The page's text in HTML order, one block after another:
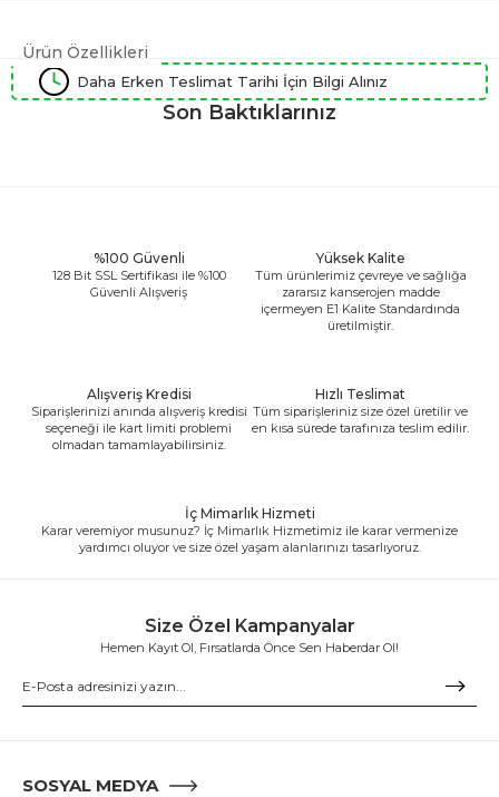
Ürün Özellikleri
Daha Erken Teslimat Tarihi İçin Bilgi Alınız
Son Baktıklarınız
%100 Güvenli
128 Bit SSL Sertifikası ile %100
Güvenli Alışveriş
Yüksek Kalite
Tüm ürünlerimiz çevreye ve sağlığa
zararsız kanserojen madde
içermeyen E1 Kalite Standardında
üretilmiştir.
Alışveriş Kredisi
Siparişlerinizi anında alışveriş kredisi
seçeneği ile kart limiti problemi
olmadan tamamlayabilirsiniz.
Hızlı Teslimat
Tüm siparişleriniz size özel üretilir ve
en kısa sürede tarafınıza teslim edilir.
İç Mimarlık Hizmeti
Karar veremiyor musunuz? İç Mimarlık Hizmetimiz ile karar vermenize
yardımcı oluyor ve size özel yaşam alanlarınızı tasarlıyoruz.
Size Özel Kampanyalar
Hemen Kayıt Ol, Fırsatlarda Önce Sen Haberdar Ol!
SOSYAL MEDYA